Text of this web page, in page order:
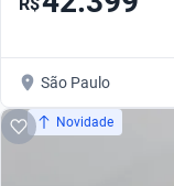
São Paulo
Novidade